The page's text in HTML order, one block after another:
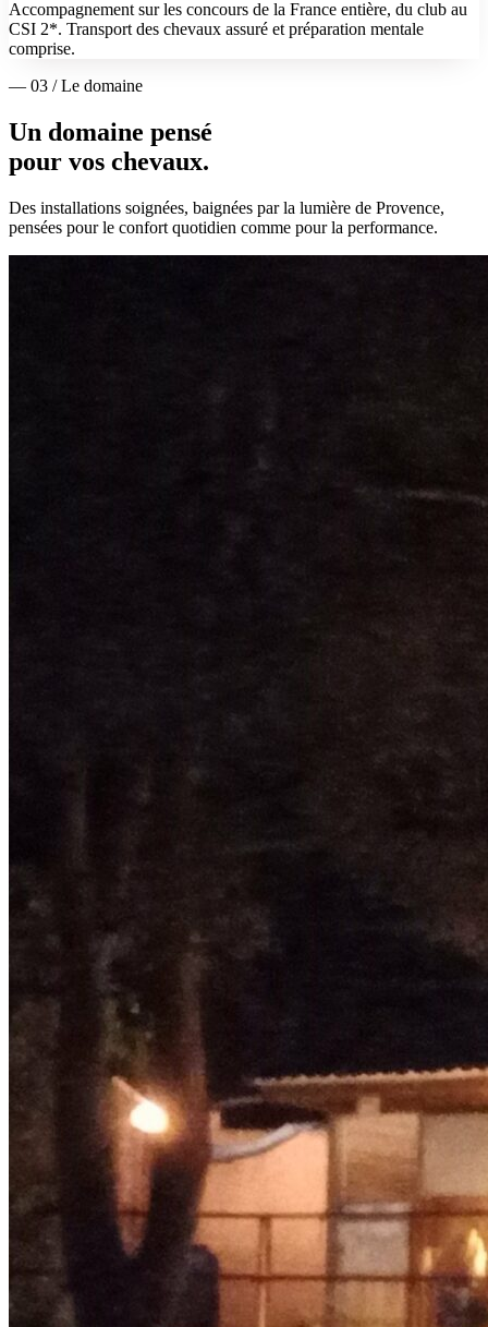
Accompagnement sur les concours de la France entière, du club au
CSI 2*. Transport des chevaux assuré et préparation mentale
comprise.
— 03 / Le domaine
Un domaine pensé
pour vos chevaux.
Des installations soignées, baignées par la lumière de Provence,
pensées pour le confort quotidien comme pour la performance.